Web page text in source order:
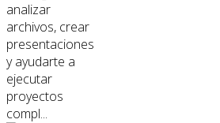
analizar
archivos, crear
presentaciones
y ayudarte a
ejecutar
proyectos
compl...